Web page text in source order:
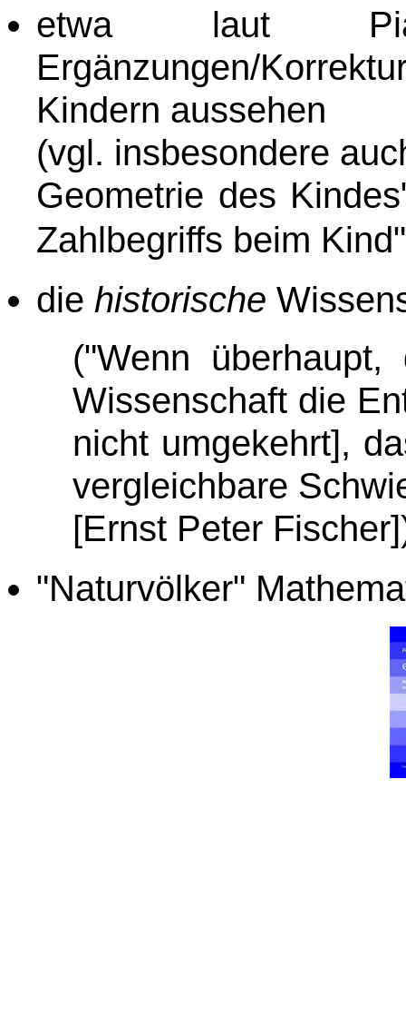
etwa laut
Ergänzungen/
Kindern aussehen
(vgl. insbesondere
Geometrie des
Zahlbegriffs beim
die historische
("Wenn
Wissenschaft die
nicht umgekehrt],
vergleichbare
[Ernst Peter
"Naturvölker"